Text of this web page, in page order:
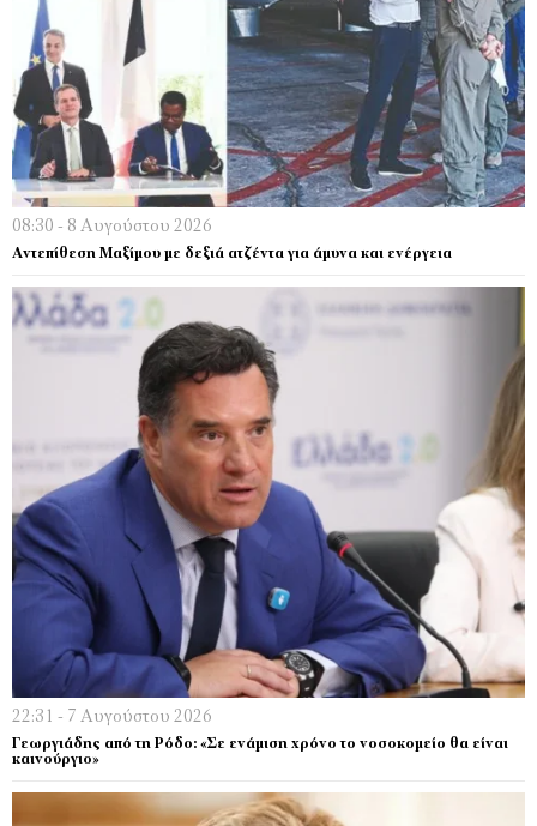
08:30 - 8 Αυγούστου 2026
Αντεπίθεση Μαξίμου με δεξιά ατζέντα για άμυνα και ενέργεια
22:31 - 7 Αυγούστου 2026
Γεωργιάδης από τη Ρόδο: «Σε ενάμιση χρόνο το νοσοκομείο θα είναι
καινούργιο»